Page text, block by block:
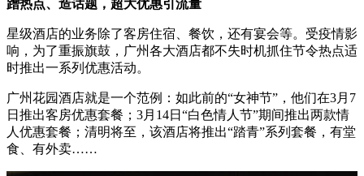
蹭热点、造话题，超大优惠引流量
星级酒店的业务除了客房住宿、餐饮，还有宴会等。受疫情影
响，为了重振旗鼓，广州各大酒店都不失时机抓住节令热点适
时推出一系列优惠活动。
广州花园酒店就是一个范例：如此前的“女神节”，他们在3月7
日推出客房优惠套餐；3月14日“白色情人节”期间推出两款情
人优惠套餐；清明将至，该酒店将推出“踏青”系列套餐，有堂
食、有外卖……